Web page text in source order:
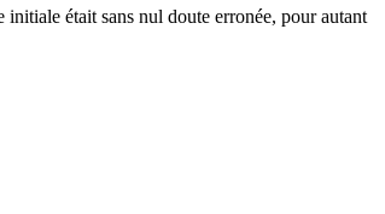
était sans nul doute erronée, pour autant